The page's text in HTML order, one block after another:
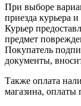
При выборе
приезда курьера
Курьер
предмет
Покупатель
документы,
Также оплата
магазина, оплаты